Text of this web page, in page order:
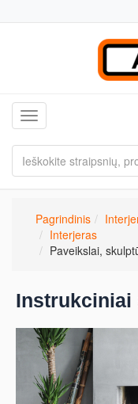
Toggle navigation
Pagrindinis
Interjeras
Paveikslai,
Instrukciniai